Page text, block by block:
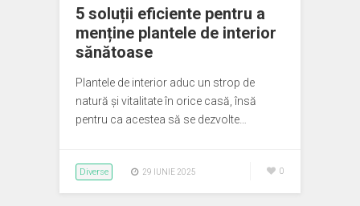
5 soluții eficiente pentru a
menține plantele de interior
sănătoase
Plantele de interior aduc un strop de
natură și vitalitate în orice casă, însă
pentru ca acestea să se dezvolte…
Diverse 29 IUNIE 2025 0